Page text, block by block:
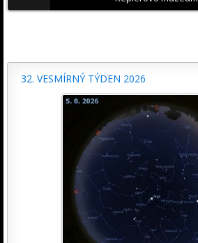
32. VESMÍRNÝ TÝDEN 2026